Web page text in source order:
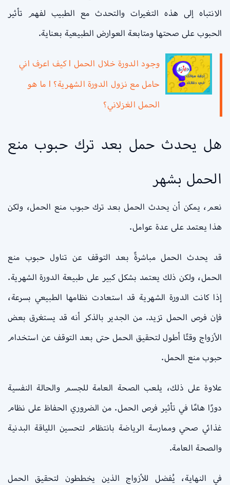
الانتباه إلى هذه التغيرات والتحدث مع الطبيب لفهم تأثير
الحبوب على صحتها ومتابعة العوارض الطبيعية بعناية.
وجود الدورة خلال الحمل l كيف اعرف اني
حامل مع نزول الدورة الشهرية؟ l ما هو
الحمل الغزلاني؟
هل يحدث حمل بعد ترك حبوب منع
الحمل بشهر
نعم، يمكن أن يحدث الحمل بعد ترك حبوب منع الحمل، ولكن
هذا يعتمد على عدة عوامل.
قد يحدث الحمل مباشرةً بعد التوقف عن تناول حبوب منع
الحمل، ولكن ذلك يعتمد بشكل كبير على طبيعة الدورة الشهرية.
إذا كانت الدورة الشهرية قد استعادت نظامها الطبيعي بسرعة،
فإن فرص الحمل تزيد. من الجدير بالذكر أنه قد يستغرق بعض
الأزواج وقتًا أطول لتحقيق الحمل حتى بعد التوقف عن استخدام
حبوب منع الحمل.
علاوة على ذلك، يلعب الصحة العامة للجسم والحالة النفسية
دورًا هامًا في تأثير فرص الحمل. من الضروري الحفاظ على نظام
غذائي صحي وممارسة الرياضة بانتظام لتحسين اللياقة البدنية
والصحة العامة.
في النهاية، يُفضل للأزواج الذين يخططون لتحقيق الحمل